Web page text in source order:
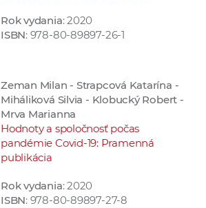
Rok vydania: 2020
ISBN: 978-80-89897-26-1
Zeman Milan - Strapcová Katarína -
Miháliková Silvia - Klobucký Robert -
Mrva Marianna
Hodnoty a spoločnosť počas
pandémie Covid-19: Pramenná
publikácia
Rok vydania: 2020
ISBN: 978-80-89897-27-8